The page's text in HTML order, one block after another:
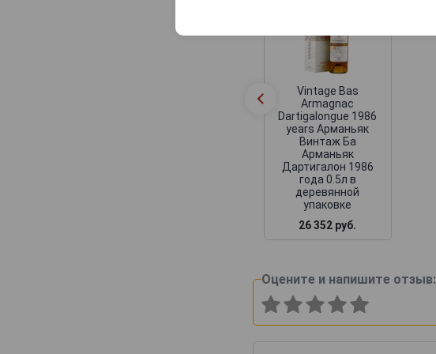
Vintage Bas
Armagnac
Dartigalongue 1986
years Арманьяк
Винтаж Ба
Арманьяк
Дартигалон 1986
года 0.5л в
деревянной
упаковке
26 352 руб.
Оцените и напишите отзыв: